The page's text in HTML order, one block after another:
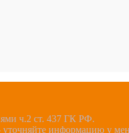
ч.2 ст. 437 ГК РФ.
информацию у